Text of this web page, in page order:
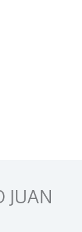
JUAN